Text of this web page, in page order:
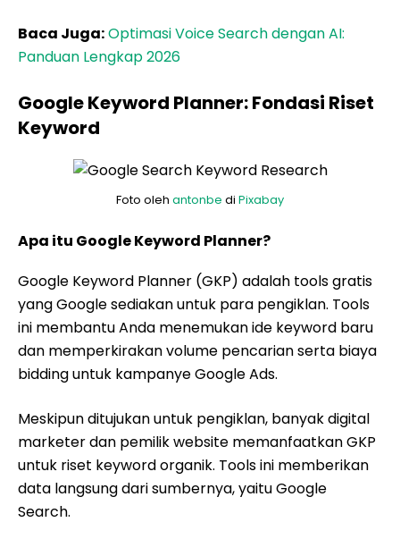
Baca Juga:Optimasi Voice Search dengan AI:
Panduan Lengkap 2026
Google Keyword Planner: Fondasi Riset
Keyword
Foto oleh antonbe di Pixabay
Apa itu Google Keyword Planner?
Google Keyword Planner (GKP) adalah tools gratis
yang Google sediakan untuk para pengiklan. Tools
ini membantu Anda menemukan ide keyword baru
dan memperkirakan volume pencarian serta biaya
bidding untuk kampanye Google Ads.
Meskipun ditujukan untuk pengiklan, banyak digital
marketer dan pemilik website memanfaatkan GKP
untuk riset keyword organik. Tools ini memberikan
data langsung dari sumbernya, yaitu Google
Search.